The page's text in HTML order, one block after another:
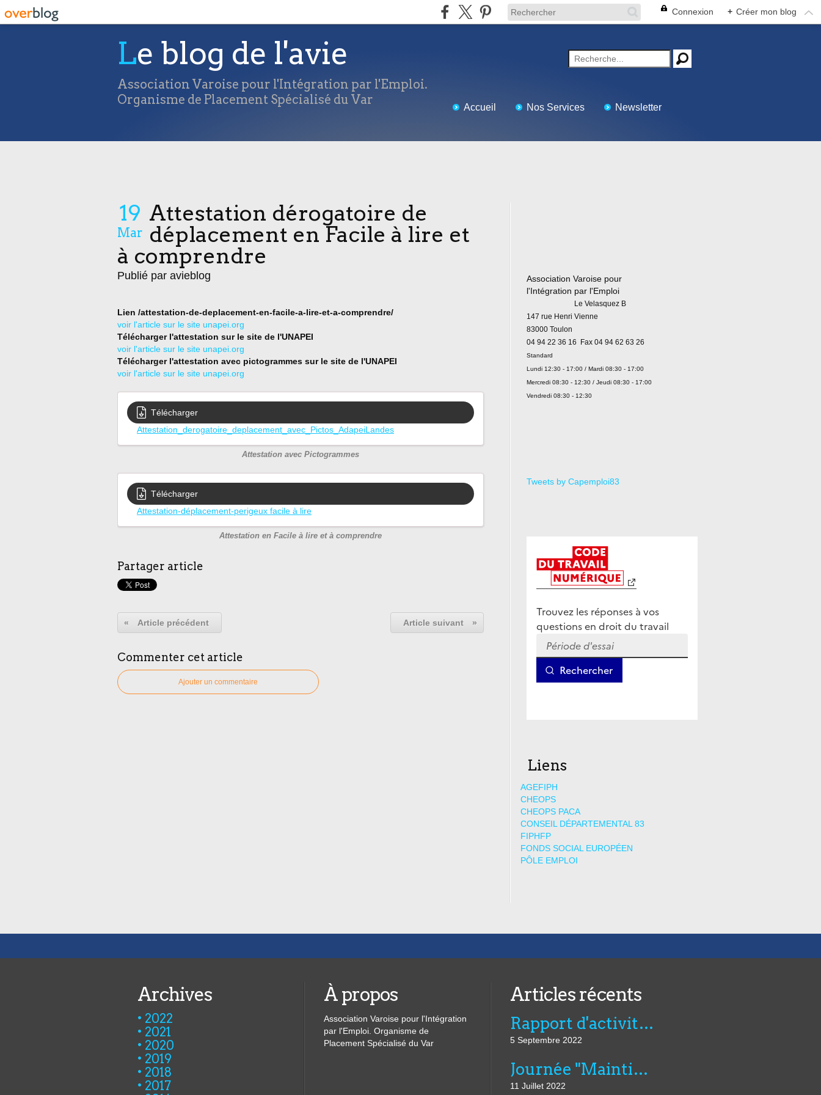
Connexion + Créer mon blog
Le blog de l'avie
Association Varoise pour l'Intégration par l'Emploi.
Organisme de Placement Spécialisé du Var
Accueil Nos Services Newsletter
19
Mar
Attestation dérogatoire de
déplacement en Facile à lire et
à comprendre
Publié par avieblog
Lien /attestation-de-deplacement-en-facile-a-lire-et-a-comprendre/
voir l'article sur le site unapei.org
Télécharger l'attestation sur le site de l'UNAPEI
voir l'article sur le site unapei.org
Télécharger l'attestation avec pictogrammes sur le site de l'UNAPEI
voir l'article sur le site unapei.org
Télécharger
Attestation_derogatoire_deplacement_avec_Pictos_AdapeiLandes
Attestation avec Pictogrammes
Télécharger
Attestation-déplacement-perigeux facile à lire
Attestation en Facile à lire et à comprendre
Partager article
« Article précédent Article suivant »
Commenter cet article
Ajouter un commentaire
Association Varoise pour
l'Intégration par l'Emploi
Le Velasquez B
147 rue Henri Vienne
83000 Toulon
04 94 22 36 16 Fax 04 94 62 63 26
Standard
Lundi 12:30 - 17:00 / Mardi 08:30 - 17:00
Mercredi 08:30 - 12:30 / Jeudi 08:30 - 17:00
Vendredi 08:30 - 12:30
Tweets by Capemploi83
Liens
AGEFIPH
CHEOPS
CHEOPS PACA
CONSEIL DÉPARTEMENTAL 83
FIPHFP
FONDS SOCIAL EUROPÉEN
PÔLE EMPLOI
Archives
2022
2021
2020
2019
2018
2017
À propos
Association Varoise pour l'Intégration
par l'Emploi. Organisme de
Placement Spécialisé du Var
Articles récents
Rapport d'activité de l'AVIE 2021
5 Septembre 2022
Journée "Maintien dans l’emploi, compensation et innovation technologique" du 07 juillet au CNFTP
11 Juillet 2022